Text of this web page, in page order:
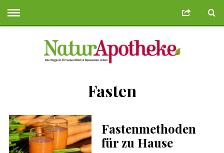
Deneme Bonusu Veren Siteler
Fasten
Fastenmethoden
für zu Hause